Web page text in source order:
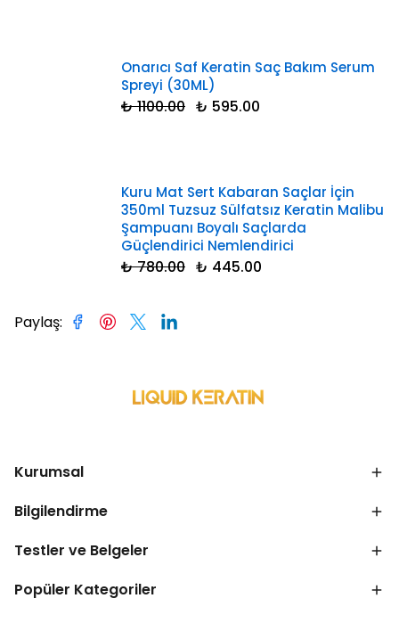
Onarıcı Saf Keratin Saç Bakım Serum
Spreyi (30ML)
₺ 1100.00 ₺ 595.00
Kuru Mat Sert Kabaran Saçlar İçin
350ml Tuzsuz Sülfatsız Keratin Malibu
Şampuanı Boyalı Saçlarda
Güçlendirici Nemlendirici
₺ 780.00 ₺ 445.00
Paylaş:
Kurumsal
Bilgilendirme
Testler ve Belgeler
Popüler Kategoriler